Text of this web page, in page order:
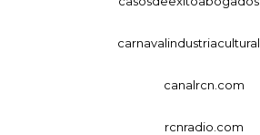
canalrcn.com
rcnradio.com